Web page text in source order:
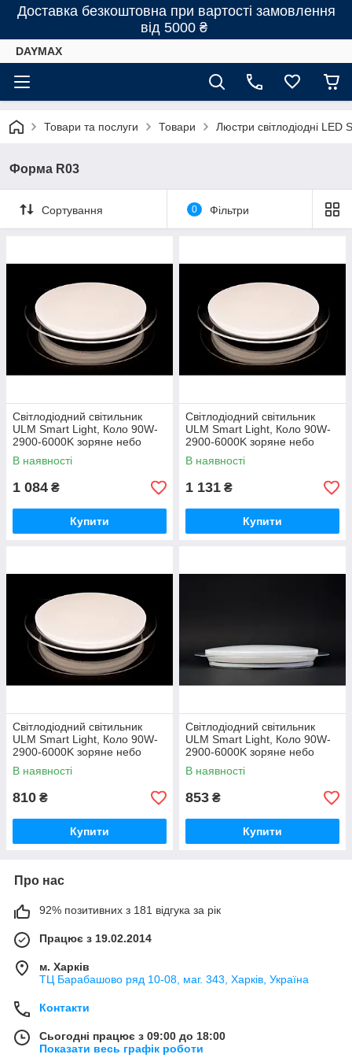
Доставка безкоштовна при вартості замовлення
від 5000 ₴
DAYMAX
Товари та послуги Товари Люстри світлодіодні LED
Форма R03
Сортування 0 Фільтри
Світлодіодний світильник
ULM Smart Light, Коло 90W-
2900-6000K зоряне небо
В наявності
1 084 ₴
Купити
Світлодіодний світильник
ULM Smart Light, Коло 90W-
2900-6000K зоряне небо
В наявності
1 131 ₴
Купити
Світлодіодний світильник
ULM Smart Light, Коло 90W-
2900-6000K зоряне небо
В наявності
810 ₴
Купити
Світлодіодний світильник
ULM Smart Light, Коло 90W-
2900-6000K зоряне небо
В наявності
853 ₴
Купити
Про нас
92% позитивних з 181 відгука за рік
Працює з 19.02.2014
м. Харків
ТЦ Барабашово ряд 10-08, маг. 343, Харків, Україна
Контакти
Сьогодні працює з 09:00 до 18:00
Показати весь графік роботи